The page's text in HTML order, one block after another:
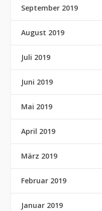
September 2019
August 2019
Juli 2019
Juni 2019
Mai 2019
April 2019
März 2019
Februar 2019
Januar 2019